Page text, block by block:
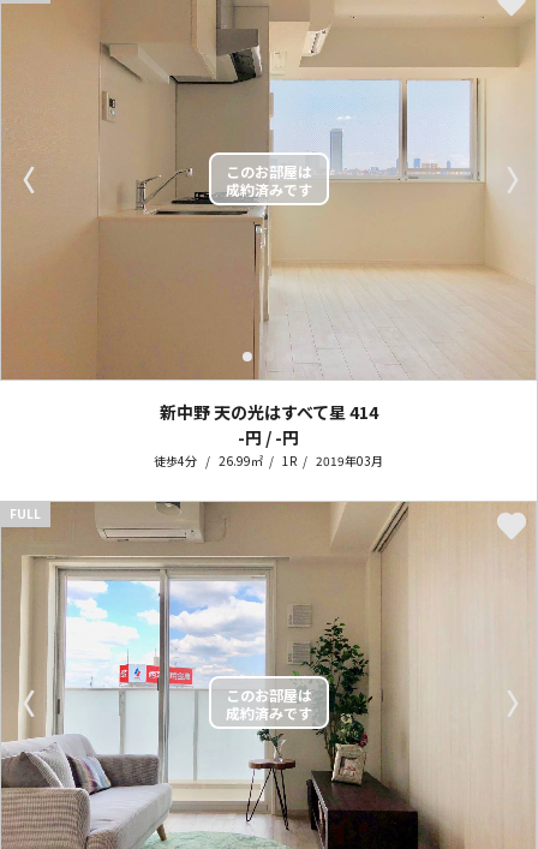
〈 〉
新中野 天の光はすべて星414
-円 / -円
徒歩4分 26.99㎡ 1R 2019年03月
〈 〉
FULL